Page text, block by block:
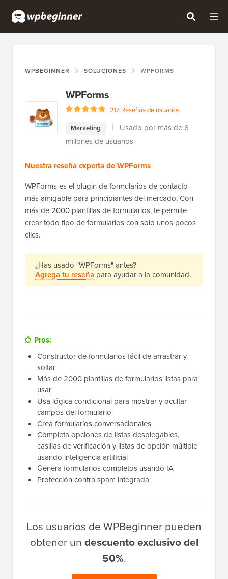
WPBEGINNER SOLUCIONES WPFORMS
WPForms
217 Reseñas de usuarios
Marketing
Usado por más de 6
millones de usuarios
Nuestra reseña experta de WPForms
WPForms es el plugin de formularios de contacto
más amigable para principiantes del mercado. Con
más de 2000 plantillas de formularios, te permite
crear todo tipo de formularios con solo unos pocos
clics.
¿Has usado "WPForms" antes?
Agrega tu reseña para ayudar a la comunidad.
Pros:
Constructor de formularios fácil de arrastrar y
soltar
Más de 2000 plantillas de formularios listas para
usar
Usa lógica condicional para mostrar y ocultar
campos del formulario
Crea formularios conversacionales
Completa opciones de listas desplegables,
casillas de verificación y listas de opción múltiple
usando inteligencia artificial
Genera formularios completos usando IA
Protección contra spam integrada
Los usuarios de WPBeginner pueden
obtener un descuento exclusivo del
50%.